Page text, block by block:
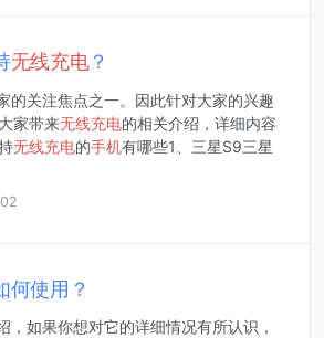
无线充电？
的关注焦点之一。因此针对大家的兴趣
家带来无线充电的相关介绍，详细内容
无线充电的手机有哪些1、三星S9三星
何使用？
，如果你想对它的详细情况有所认识，